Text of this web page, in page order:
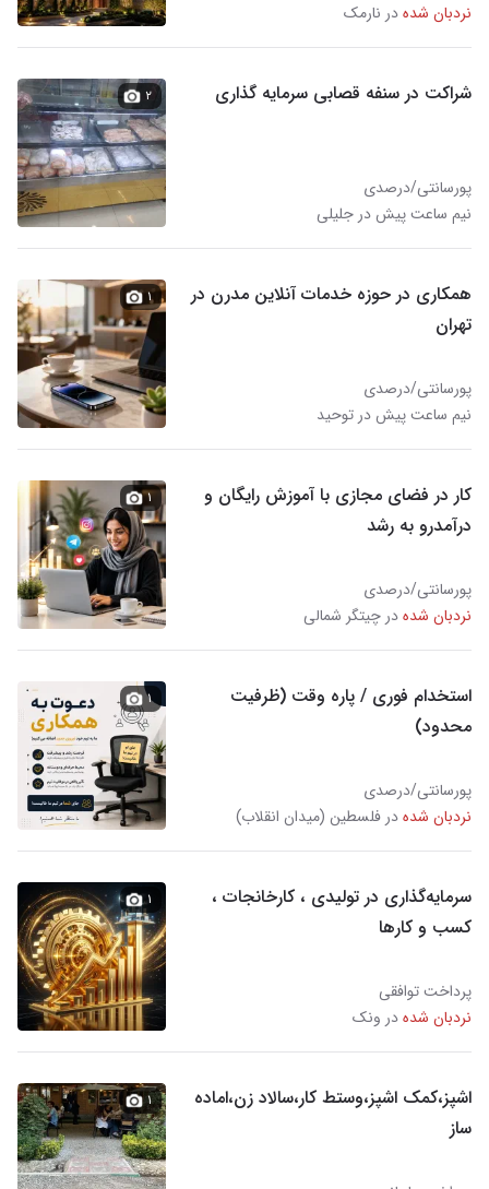
نردبان شدهدر نارمک
شراکت در سنفه قصابی سرمایه گذاری
پورسانتی/درصدی
نیم ساعت پیش در جلیلی
۲
همکاری در حوزه خدمات آنلاین مدرن در
تهران
پورسانتی/درصدی
نیم ساعت پیش در توحید
۱
کار در فضای مجازی با آموزش رایگان و
درآمدرو به رشد
پورسانتی/درصدی
نردبان شدهدر چیتگر شمالی
۱
استخدام فوری / پاره وقت (ظرفیت
محدود)
پورسانتی/درصدی
نردبان شدهدر فلسطین (میدان انقلاب)
۱
سرمایه‌گذاری در تولیدی ، کارخانجات ،
کسب و کارها
پرداخت توافقی
نردبان شدهدر ونک
۱
اشپز،کمک اشپز،وستط کار،سالاد زن،اماده
ساز
۱